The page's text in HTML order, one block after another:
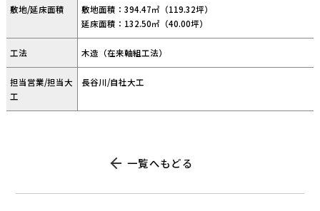
敷地/延床面積
敷地面積：394.47㎡（119.32坪）
延床面積：132.50㎡（40.00坪）
工法 木造（在来軸組工法）
担当営業/担当大
工
長谷川/自社大工
一覧へもどる